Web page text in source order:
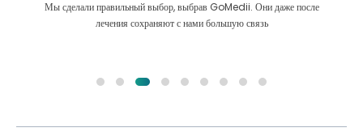
Мы сделали правильный выбор, выбрав GoMedii. Они даже после
лечения сохраняют с нами большую связь